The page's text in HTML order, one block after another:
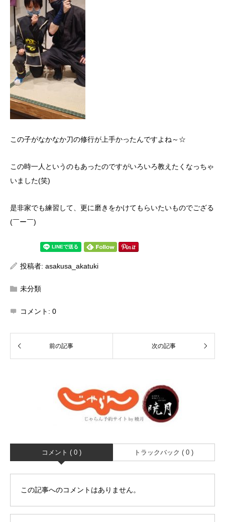
この子がなかなか刀の修行が上手かったんですよね～☆
この時一人というのもあったのですがいろいろ教えたくなっちゃ
いました(笑)
是非家でも練習して、更に磨きをかけてもらいたいものでござる
(￣ー￣)
投稿者: asakusa_akatuki
未分類
コメント: 0
コメント ( 0 ) トラックバック ( 0 )
この記事へのコメントはありません。